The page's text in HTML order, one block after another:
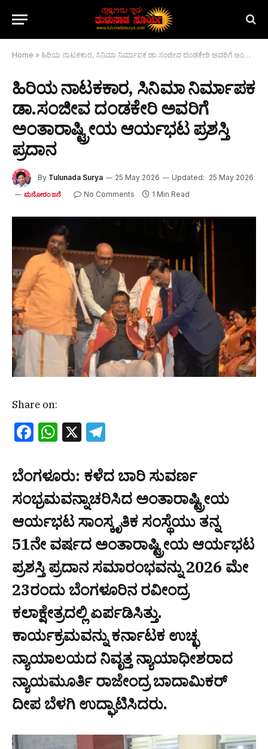
Home » ಹಿರಿಯ ನಾಟಕಕಾರ, ಸಿನಿಮಾ ನಿರ್ಮಾಪಕ ಡಾ.ಸಂಜೀವ ದಂಡಕೇರಿ ಅವರಿಗೆ ಅಂತಾರಾಷ್ಟ್ರೀಯ ಆರ್ಯಭಟ ಪ್ರಶಸ್ತಿ ಪ್ರದಾನ
ಹಿರಿಯ ನಾಟಕಕಾರ, ಸಿನಿಮಾ ನಿರ್ಮಾಪಕ
ಡಾ.ಸಂಜೀವ ದಂಡಕೇರಿ ಅವರಿಗೆ
ಅಂತಾರಾಷ್ಟ್ರೀಯ ಆರ್ಯಭಟ ಪ್ರಶಸ್ತಿ
ಪ್ರದಾನ
By Tulunada Surya 25 May 2026 Updated: 25 May 2026
ಮನೋರಂಜನೆ No Comments 1 Min Read
Share on:
Facebook
WhatsApp
X
ಬೆಂಗಳೂರು: ಕಳೆದ ಬಾರಿ ಸುವರ್ಣ
ಸಂಭ್ರಮವನ್ನಾಚರಿಸಿದ ಅಂತಾರಾಷ್ಟ್ರೀಯ
ಆರ್ಯಭಟ ಸಾಂಸ್ಕೃತಿಕ ಸಂಸ್ಥೆಯು ತನ್ನ
51ನೇ ವರ್ಷದ ಅಂತಾರಾಷ್ಟ್ರೀಯ ಆರ್ಯಭಟ
ಪ್ರಶಸ್ತಿ ಪ್ರದಾನ ಸಮಾರಂಭವನ್ನು 2026 ಮೇ
23ರಂದು ಬೆಂಗಳೂರಿನ ರವೀಂದ್ರ
ಕಲಾಕ್ಷೇತ್ರದಲ್ಲಿ ಏರ್ಪಡಿಸಿತ್ತು.
ಕಾರ್ಯಕ್ರಮವನ್ನು ಕರ್ನಾಟಕ ಉಚ್ಛ
ನ್ಯಾಯಾಲಯದ ನಿವೃತ್ತ ನ್ಯಾಯಾಧೀಶರಾದ
ನ್ಯಾಯಮೂರ್ತಿ ರಾಜೇಂದ್ರ ಬಾದಾಮಿಕರ್
ದೀಪ ಬೆಳಗಿ ಉದ್ಘಾಟಿಸಿದರು.